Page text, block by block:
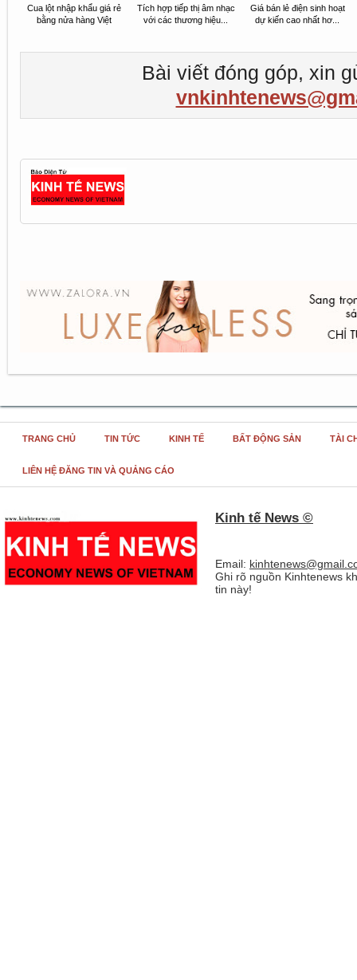
Cua lột nhập khẩu giá rẻ
bằng nửa hàng Việt
Tích hợp tiếp thị âm nhạc
với các thương hiệu...
Giá bán lẻ điện sinh hoạt
dự kiến cao nhất hơ...
Bài viết đóng góp, xin
TRANG CHỦ TIN TỨC KINH TẾ BẤT ĐỘNG SẢN TÀI
LIÊN HỆ ĐĂNG TIN VÀ QUẢNG CÁO
Kinh tế News ©
Email:
Ghi rõ nguồn Kinhtenews
tin này!